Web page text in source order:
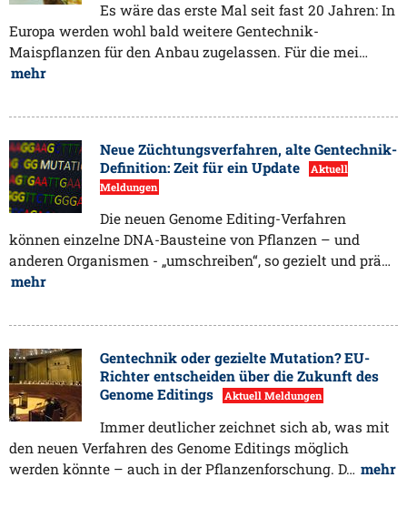
Es wäre das erste Mal seit fast 20 Jahren: In
Europa werden wohl bald weitere Gentechnik-
Maispflanzen für den Anbau zugelassen. Für die mei…
mehr
Neue Züchtungsverfahren, alte Gentechnik-
Definition: Zeit für ein Update
Aktuell
Meldungen
Die neuen Genome Editing-Verfahren
können einzelne DNA-Bausteine von Pflanzen – und
anderen Organismen - „umschreiben“, so gezielt und prä…
mehr
Gentechnik oder gezielte Mutation? EU-
Richter entscheiden über die Zukunft des
Genome Editings
Aktuell Meldungen
Immer deutlicher zeichnet sich ab, was mit
den neuen Verfahren des Genome Editings möglich
werden könnte – auch in der Pflanzenforschung. D… mehr